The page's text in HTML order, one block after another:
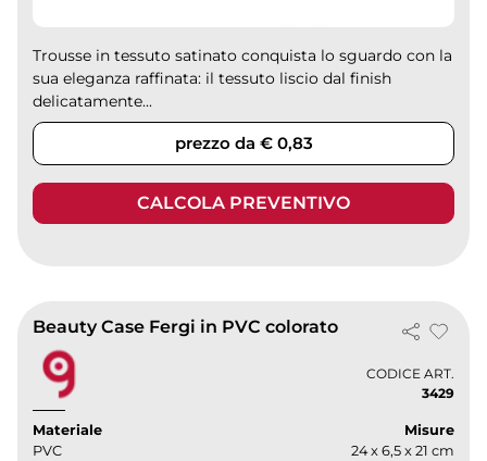
Trousse in tessuto satinato conquista lo sguardo con la
sua eleganza raffinata: il tessuto liscio dal finish
delicatamente...
prezzo da € 0,83
CALCOLA PREVENTIVO
Beauty Case Fergi in PVC colorato
CODICE ART.
3429
Materiale
PVC
Misure
24 x 6,5 x 21 cm